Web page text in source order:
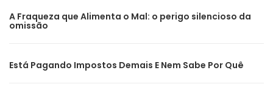
A Fraqueza que Alimenta o Mal: o perigo silencioso da
omissão
Está Pagando Impostos Demais E Nem Sabe Por Quê